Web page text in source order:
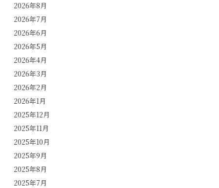
2026年8月
2026年7月
2026年6月
2026年5月
2026年4月
2026年3月
2026年2月
2026年1月
2025年12月
2025年11月
2025年10月
2025年9月
2025年8月
2025年7月